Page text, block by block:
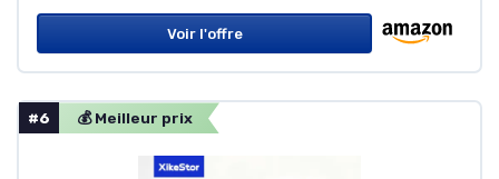
Voir l'offre
#6 💰 Meilleur prix